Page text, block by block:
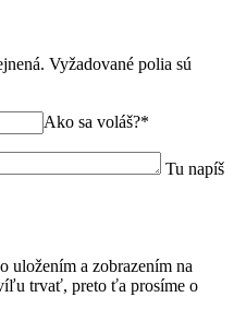
Vyžadované polia sú
Ako sa voláš?*
Tu napíš
uložením a zobrazením na
trvať, preto ťa prosíme o